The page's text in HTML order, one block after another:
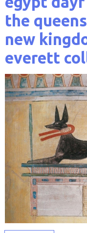
the
new
everett